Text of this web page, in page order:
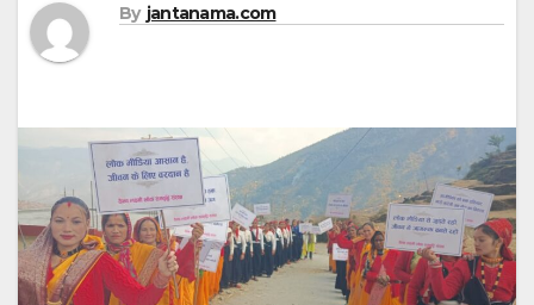
By jantanama.com